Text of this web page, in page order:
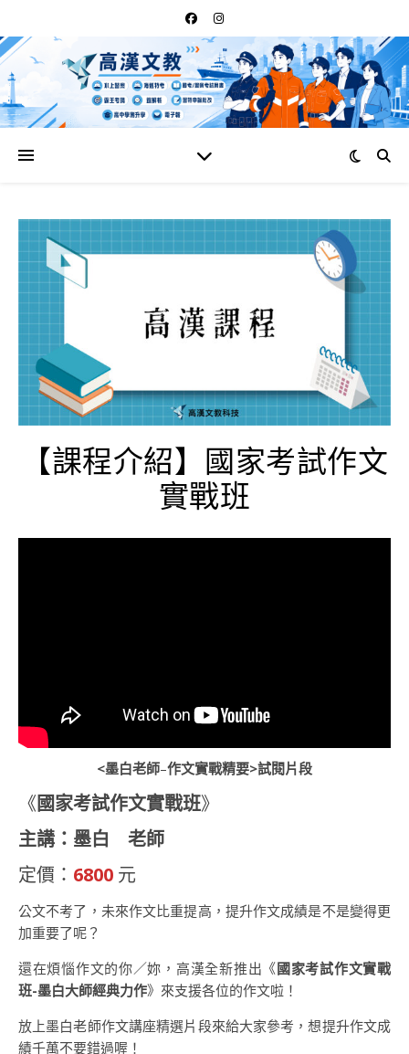
【課程介紹】國家考試作文
實戰班
<墨白老師–作文實戰精要>試閱片段
《國家考試作文實戰班》
主講：墨白 老師
定價： 6800 元
公文不考了，未來作文比重提高，提升作文成績是不是變得更
加重要了呢？
還在煩惱作文的你／妳，高漢全新推出《國家考試作文實戰
班-墨白大師經典力作》來支援各位的作文啦！
放上墨白老師作文講座精選片段來給大家參考，想提升作文成
績千萬不要錯過喔！